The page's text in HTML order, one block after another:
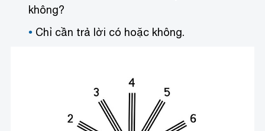
không?
Chỉ cần trả lời có hoặc không.